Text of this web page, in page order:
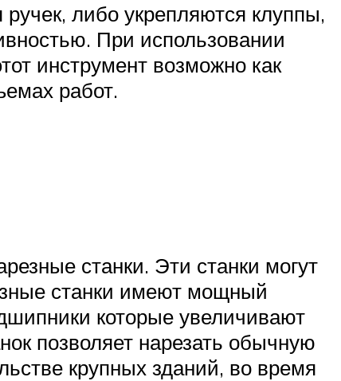
либо укрепляются клуппы,
При использовании
инструмент возможно как
работ.
станки. Эти станки могут
станки имеют мощный
которые увеличивают
позволяет нарезать обычную
крупных зданий, во время